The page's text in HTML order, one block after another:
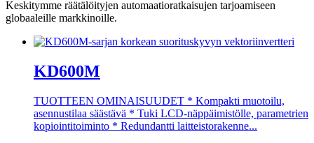
Keskitymme räätälöityjen automaatioratkaisujen tarjoamiseen
globaaleille markkinoille.
KD600M
TUOTTEEN OMINAISUUDET * Kompakti muotoilu,
asennustilaa säästävä * Tuki LCD-näppäimistölle, parametrien
kopiointitoiminto * Redundantti laitteistorakenne...